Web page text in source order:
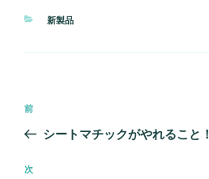
カ
新製品
投
ビ
前
の
稿
前
シートマチックがやれること！
次
次